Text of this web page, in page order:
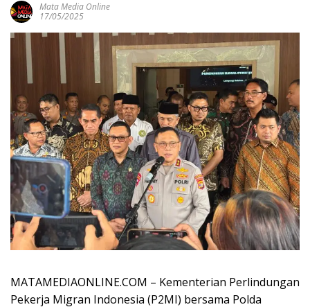
Mata Media Online
17/05/2025
MATAMEDIAONLINE.COM – Kementerian Perlindungan
Pekerja Migran Indonesia (P2MI) bersama Polda